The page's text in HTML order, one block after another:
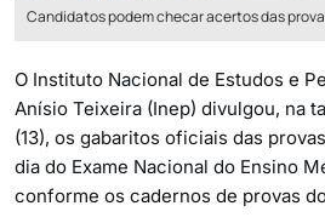
Candidatos podem checar acertos das
O Instituto Nacional de Estudos e
Anísio Teixeira (Inep) divulgou, na
(13), os gabaritos oficiais das
dia do Exame Nacional do Ensino
conforme os cadernos de provas